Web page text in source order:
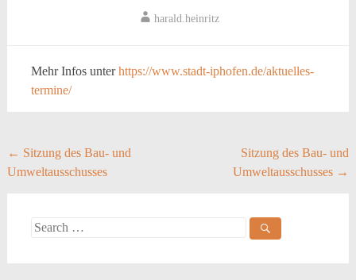
harald.heinritz
Mehr Infos unterhttps://www.stadt-iphofen.de/aktuelles-
termine/
Post
navigation
← Sitzung des Bau- und
Umweltausschusses
Sitzung des Bau- und
Umweltausschusses →
Search